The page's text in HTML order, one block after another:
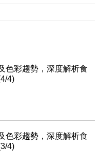
色彩趨勢，深度解析食
4)
色彩趨勢，深度解析食
4)